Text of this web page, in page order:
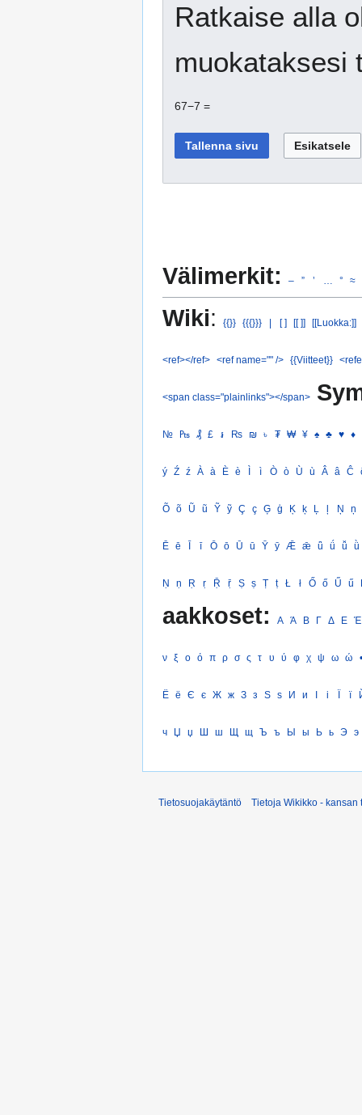
Ratkaise alla
muokataksesi
67−7 =
Välimerkit: – ” ’ ° ≈
Wiki: {{}} {{{}}} | [ ] [[ ]] [[Luokka:]]
<ref></ref> <ref name="" /> {{Viitteet}}
<span class="plainlinks"></span>
№ ₧ ₰ £ ៛ ₨ ₪ ৳ ₮ ₩ ¥ ♠ ♣ ♥ ♦
ý Ź ź À à È è Ì ì Ò ò Ù ù Â â Ĉ
Õ õ Ũ ũ Ỹ ỹ Ç ç Ģ ģ Ķ ķ Ļ ļ Ņ ņ
Ē ē Ī ī Ō ō Ū ū Ȳ ȳ Ǣ ǣ ǖ ǘ ǚ ǜ
Ṇ ṇ Ṛ ṛ Ṝ ṝ Ṣ ṣ Ṭ ṭ Ł ł Ő ő Ű ű
aakkoset: Α Ά Β Γ Δ Ε Έ
ν ξ ο ό π ρ σ ς τ υ ύ φ χ ψ ω ώ •
Ё ё Є є Ж ж З з Ѕ ѕ И и І і Ї ї
ч Џ џ Ш ш Щ щ Ъ ъ Ы ы Ь ь Э э
Tietosuojakäytäntö Tietoja Wikikko - kansan